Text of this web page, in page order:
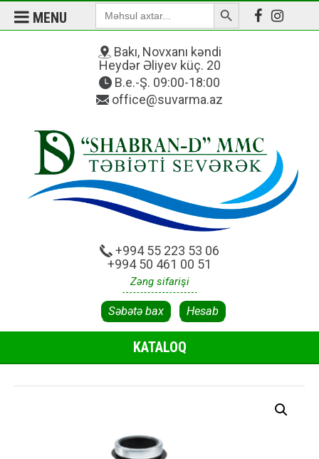
MENU
Search
for:
Bakı, Novxanı kəndi
Heydər Əliyev küç. 20
B.e.-Ş. 09:00-18:00
office@suvarma.az
+994 55 223 53 06
+994 50 461 00 51
Zəng sifarişi
Səbətə bax Hesab
KATALOQ